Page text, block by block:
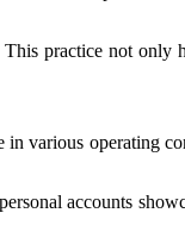
practice not only
various operating
accounts